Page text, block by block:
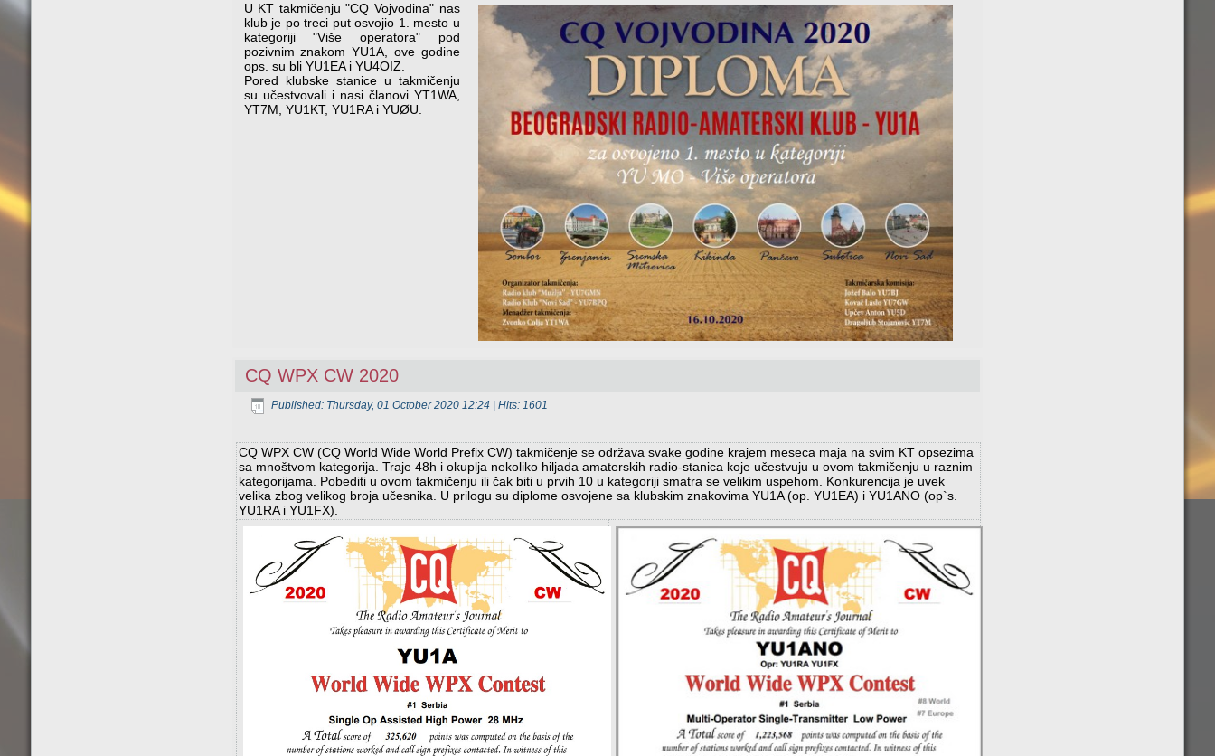
U KT takmičenju "CQ Vojvodina" nas
klub je po treci put osvojio 1. mesto u
kategoriji "Više operatora" pod
pozivnim znakom YU1A, ove godine
ops. su bli YU1EA i YU4OIZ.
Pored klubske stanice u takmičenju
su učestvovali i nasi članovi YT1WA,
YT7M, YU1KT, YU1RA i YUØU.
CQ WPX CW 2020
Published: Thursday, 01 October 2020 12:24| Hits: 1601
CQ WPX CW (CQ World Wide World Prefix CW) takmičenje se održava svake godine krajem meseca maja na svim KT opsezima
sa mnoštvom kategorija. Traje 48h i okuplja nekoliko hiljada amaterskih radio-stanica koje učestvuju u ovom takmičenju u raznim
kategorijama. Pobediti u ovom takmičenju ili čak biti u prvih 10 u kategoriji smatra se velikim uspehom. Konkurencija je uvek
velika zbog velikog broja učesnika. U prilogu su diplome osvojene sa klubskim znakovima YU1A (op. YU1EA) i YU1ANO (op`s.
YU1RA i YU1FX).